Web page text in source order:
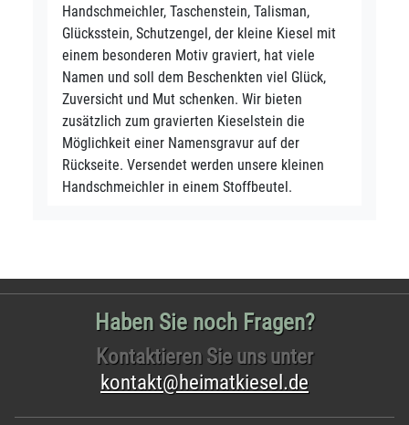
Handschmeichler, Taschenstein, Talisman,
Glücksstein, Schutzengel, der kleine Kiesel mit
einem besonderen Motiv graviert, hat viele
Namen und soll dem Beschenkten viel Glück,
Zuversicht und Mut schenken. Wir bieten
zusätzlich zum gravierten Kieselstein die
Möglichkeit einer Namensgravur auf der
Rückseite. Versendet werden unsere kleinen
Handschmeichler in einem Stoffbeutel.
Haben Sie noch Fragen?
Kontaktieren Sie uns unter
kontakt@heimatkiesel.de